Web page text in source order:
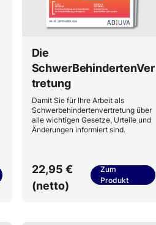
Die
SchwerBehindertenVer
tretung
Damit Sie für Ihre Arbeit als
Schwerbehindertenvertretung über
alle wichtigen Gesetze, Urteile und
Änderungen informiert sind.
22,95 €
(netto)
Zum
Produkt